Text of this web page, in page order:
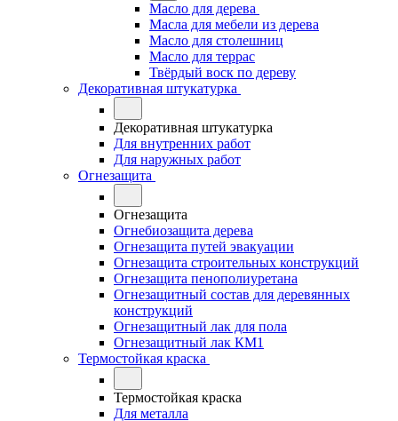
Масло для дерева
Масла для мебели из дерева
Масло для столешниц
Масло для террас
Твёрдый воск по дереву
Декоративная штукатурка
Декоративная штукатурка
Для внутренних работ
Для наружных работ
Огнезащита
Огнезащита
Огнебиозащита дерева
Огнезащита путей эвакуации
Огнезащита строительных конструкций
Огнезащита пенополиуретана
Огнезащитный состав для деревянных
конструкций
Огнезащитный лак для пола
Огнезащитный лак КМ1
Термостойкая краска
Термостойкая краска
Для металла